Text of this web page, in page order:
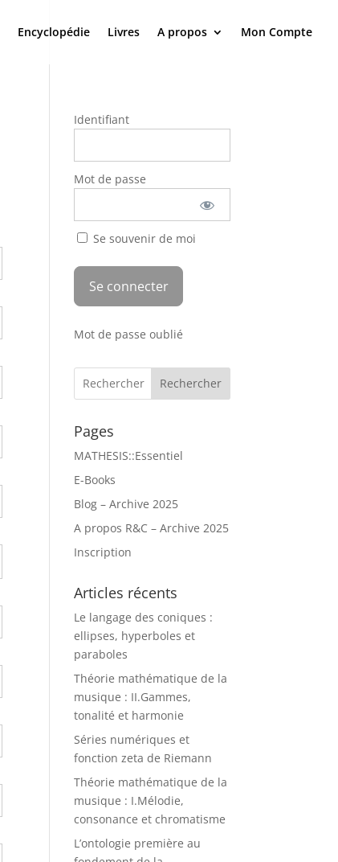
Encyclopédie Livres A propos Mon Compte
Identifiant
Mot de passe
Se souvenir de moi
Mot de passe oublié
Rechercher
Pages
MATHESIS::Essentiel
E-Books
Blog – Archive 2025
A propos R&C – Archive 2025
Inscription
Articles récents
Le langage des coniques :
ellipses, hyperboles et
paraboles
Théorie mathématique de la
musique : II.Gammes,
tonalité et harmonie
Séries numériques et
fonction zeta de Riemann
Théorie mathématique de la
musique : I.Mélodie,
consonance et chromatisme
L’ontologie première au